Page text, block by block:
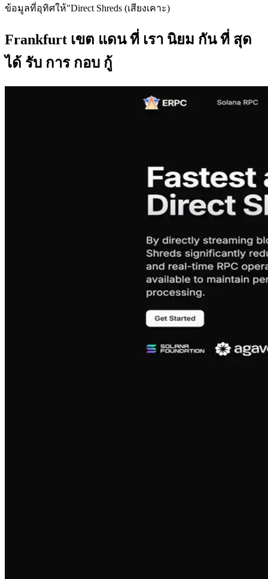
ข้อมูลที่อุทิศให้"Direct Shreds (เสียงเคาะ)
Frankfurt เขต แดน ที่ เรา นิยม กัน ที่ สุด
ได้ รับ การ กอบ กู้